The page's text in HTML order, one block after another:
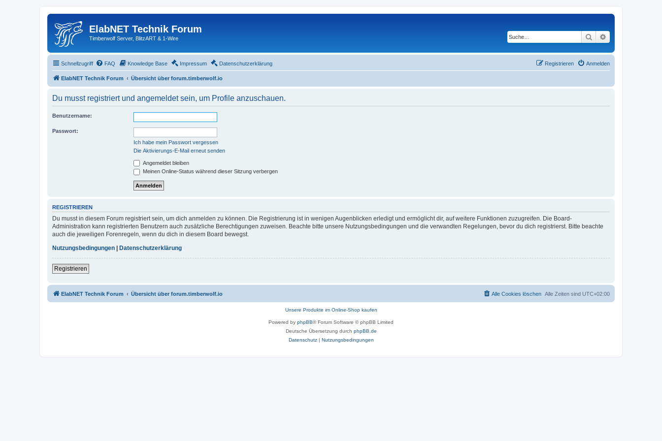
ElabNET Technik Forum
Timberwolf Server, BlitzART & 1-Wire Suche
Schnellzugriff FAQ Knowledge Base Impressum Datenschutzerklärung Anmelden
Registrieren
ElabNET Technik Forum Übersicht über forum.timberwolf.io
Du musst registriert und angemeldet sein, um Profile anzuschauen.
Benutzername:
Passwort:
Ich habe mein Passwort vergessen
Die Aktivierungs-E-Mail erneut senden
Angemeldet bleiben
Meinen Online-Status während dieser Sitzung verbergen
REGISTRIEREN
Du musst in diesem Forum registriert sein, um dich anmelden zu können. Die Registrierung ist in wenigen Augenblicken erledigt und ermöglicht dir, auf weitere Funktionen zuzugreifen. Die Board-
Administration kann registrierten Benutzern auch zusätzliche Berechtigungen zuweisen. Beachte bitte unsere Nutzungsbedingungen und die verwandten Regelungen, bevor du dich registrierst. Bitte beachte
auch die jeweiligen Forenregeln, wenn du dich in diesem Board bewegst.
Nutzungsbedingungen
Datenschutzerklärung
Registrieren
ElabNET Technik Forum Übersicht über forum.timberwolf.io Alle Zeiten sind UTC+02:00
Alle Cookies löschen
Unsere Produkte im Online-Shop kaufen
Powered by phpBB® Forum Software © phpBB Limited
Deutsche Übersetzung durch phpBB.de
Datenschutz| Nutzungsbedingungen